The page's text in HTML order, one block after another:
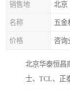
销售地 北京
名称 五金
价格 咨询
北京华泰恒昌
士、TCL、正